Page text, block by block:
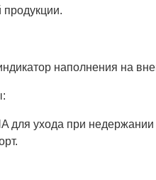
продукции.
наполнения на
для ухода при